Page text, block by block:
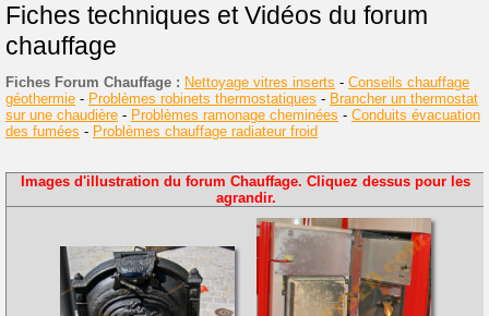
Fiches techniques et Vidéos du forum
chauffage
Fiches Forum Chauffage : Nettoyage vitres inserts - Conseils chauffage
géothermie - Problèmes robinets thermostatiques - Brancher un thermostat
sur une chaudière - Problèmes ramonage cheminées - Conduits évacuation
des fumées - Problèmes chauffage radiateur froid
Images d'illustration du forum Chauffage. Cliquez dessus pour les
agrandir.